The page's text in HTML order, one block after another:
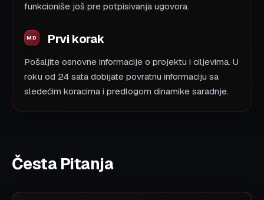
funkcioniše još pre potpisivanja ugovora.
Prvi korak
Pošaljite osnovne informacije o projektu i ciljevima. U
roku od 24 sata dobijate povratnu informaciju sa
sledećim koracima i predlogom dinamike saradnje.
Česta Pitanja